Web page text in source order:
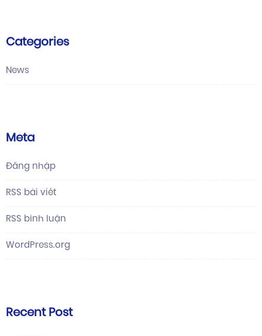
Categories
News
Meta
Đăng nhập
RSS bài viết
RSS bình luận
WordPress.org
Recent Post